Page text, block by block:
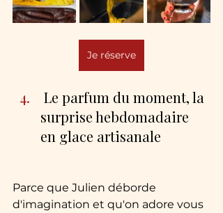
Je réserve
surprise hebdomadaire
en glace artisanale
Parce que Julien déborde
d'imagination et qu'on adore vous